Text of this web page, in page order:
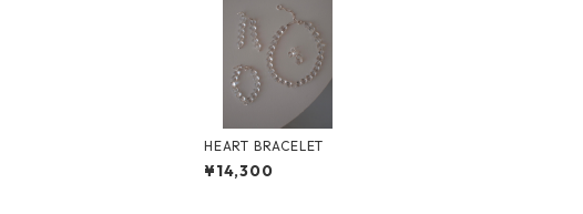
HEART BRACELET
¥14,300